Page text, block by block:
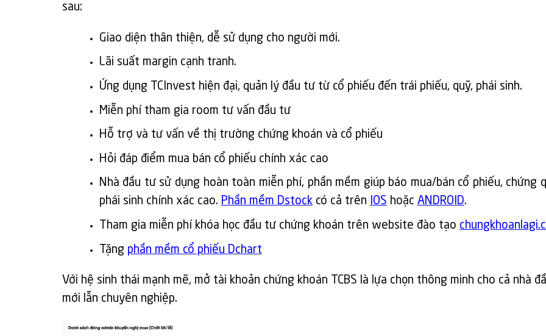
sau:
Giao diện thân thiện, dễ sử dụng cho người mới.
Lãi suất margin cạnh tranh.
Ứng dụng TCInvest hiện đại, quản lý đầu tư từ cổ phiếu đến trái phiếu, quỹ, phái sinh.
Miễn phí tham gia room tư vấn đầu tư
Hỗ trợ và tư vấn về thị trường chứng khoán và cổ phiếu
Hỏi đáp điểm mua bán cổ phiếu chính xác cao
Nhà đầu tư sử dụng hoàn toàn miễn phí, phần mềm giúp báo mua/bán cổ phiếu, chứng
phái sinh chính xác cao. Phần mềm Dstockcó cả trên IOS hoặc ANDROID.
Tham gia miễn phí khóa học đầu tư chứng khoán trên website đào tạo
Tặng phần mềm cổ phiếu Dchart
Với hệ sinh thái mạnh mẽ, mở tài khoản chứng khoán TCBS là lựa chọn thông minh cho cả nhà
mới lẫn chuyên nghiệp.